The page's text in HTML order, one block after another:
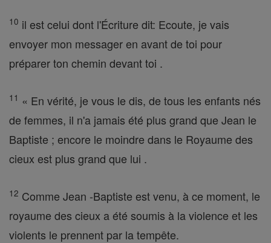
10 il est celui dont l'Écriture dit: Ecoute, je vais
envoyer mon messager en avant de toi pour
préparer ton chemin devant toi .
11 « En vérité, je vous le dis, de tous les enfants nés
de femmes, il n'a jamais été plus grand que Jean le
Baptiste ; encore le moindre dans le Royaume des
cieux est plus grand que lui .
12 Comme Jean -Baptiste est venu, à ce moment, le
royaume des cieux a été soumis à la violence et les
violents le prennent par la tempête.